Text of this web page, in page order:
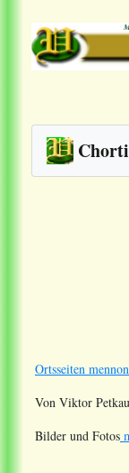
Ortsseiten
Von Viktor
Bilder und Fotos